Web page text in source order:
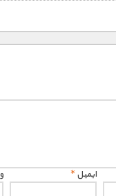
ایمیل*